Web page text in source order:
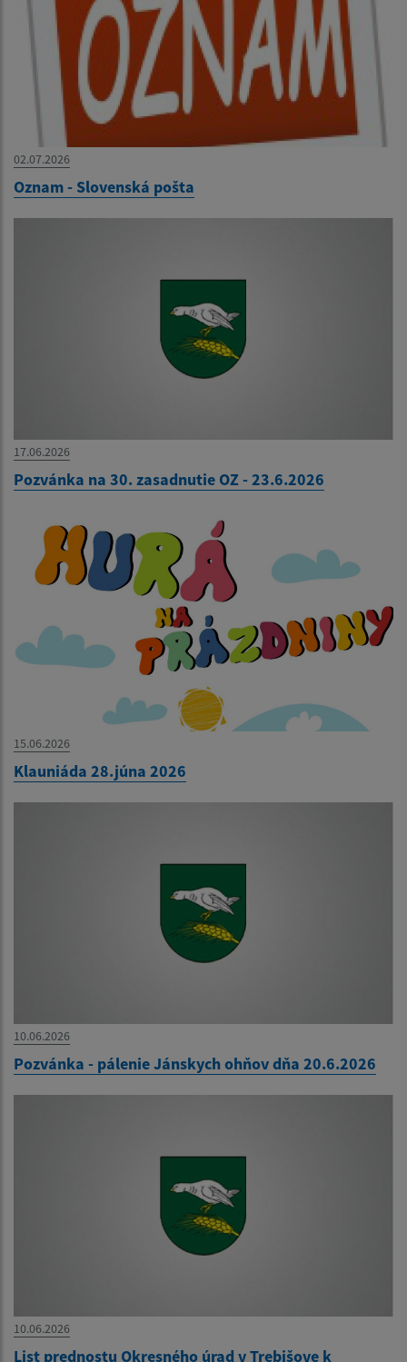
02.07.2026
Oznam - Slovenská pošta
17.06.2026
Pozvánka na 30. zasadnutie OZ - 23.6.2026
15.06.2026
Klauniáda 28.júna 2026
10.06.2026
Pozvánka - pálenie Jánskych ohňov dňa 20.6.2026
10.06.2026
List prednostu Okresného úrad v Trebišove k